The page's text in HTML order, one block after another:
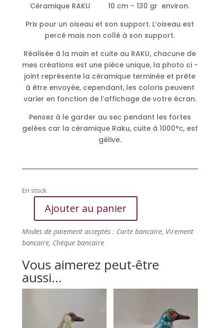
Céramique RAKU 10 cm – 130 gr environ.
Prix pour un oiseau et son support. L’oiseau est
percé mais non collé à son support.
Réalisée à la main et cuite au RAKU, chacune de
mes créations est une pièce unique, la photo ci -
joint représente la céramique terminée et prête
à être envoyée, cependant, les coloris peuvent
varier en fonction de l’affichage de votre écran.
Pensez à le garder au sec pendant les fortes
gelées car la céramique Raku, cuite à 1000°c, est
gélive.
En stock
quantité
Merle
de
nos
jardins
(
Ajouter au panier
Modes de paiement acceptés : Carte bancaire, Virement
bancaire, Chèque bancaire
Vous aimerez peut-être
aussi…